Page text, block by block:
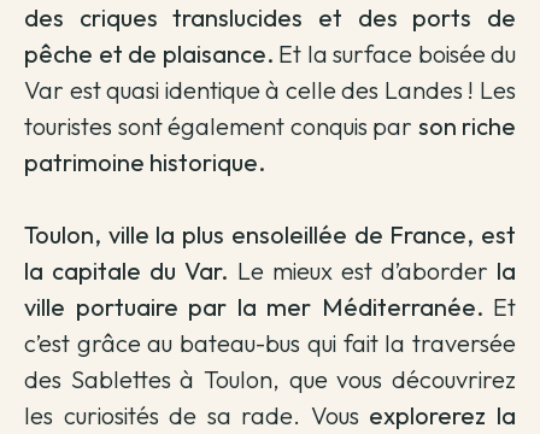
des criques translucides et des ports de
pêche et de plaisance. Et la surface boisée du
Var est quasi identique à celle des Landes ! Les
touristes sont également conquis par son riche
patrimoine historique.
Toulon, ville la plus ensoleillée de France, est
la capitale du Var. Le mieux est d’aborder la
ville portuaire par la mer Méditerranée. Et
c’est grâce au bateau-bus qui fait la traversée
des Sablettes à Toulon, que vous découvrirez
les curiosités de sa rade. Vous explorerez la